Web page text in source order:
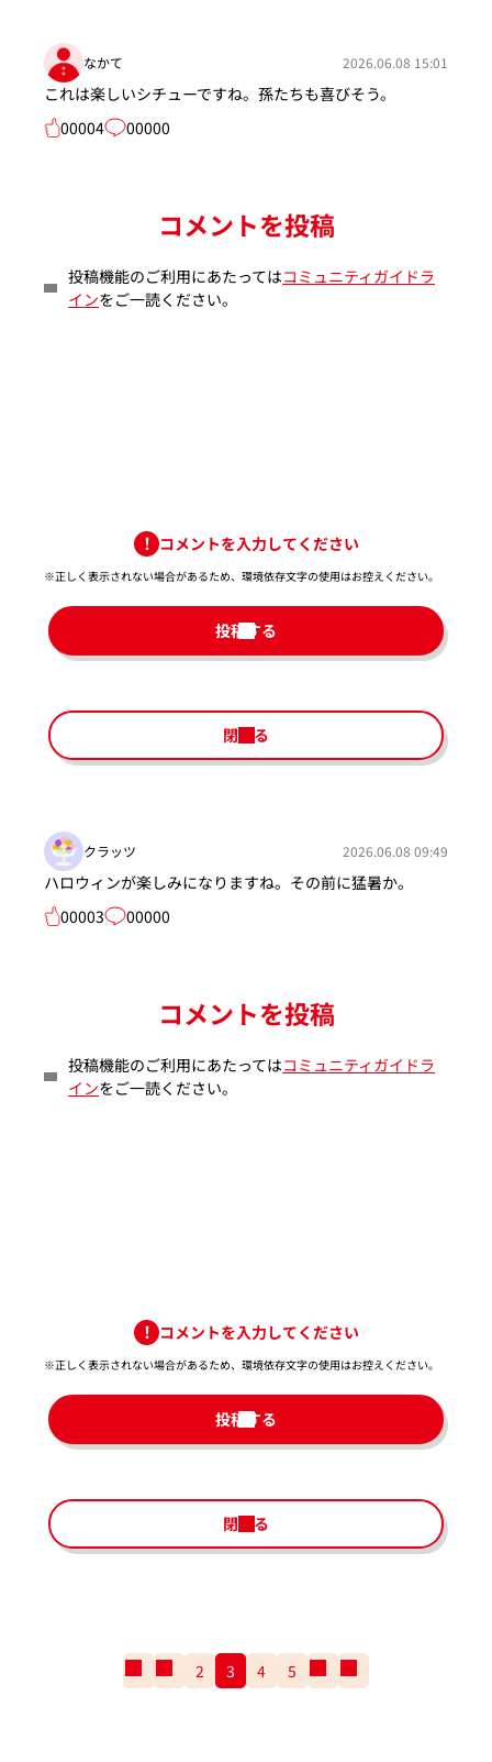
なかて 2026.06.08 15:01
これは楽しいシチューですね。孫たちも喜びそう。
00004
00000
コメントを投稿
投稿機能のご利用にあたってはコミュニティガイドラ
インをご一読ください。
コメントを入力してください
※正しく表示されない場合があるため、環境依存文字の使用はお控えください。​
投稿する
閉じる
クラッツ 2026.06.08 09:49
ハロウィンが楽しみになりますね。その前に猛暑か。
00003
00000
コメントを投稿
投稿機能のご利用にあたってはコミュニティガイドラ
インをご一読ください。
コメントを入力してください
※正しく表示されない場合があるため、環境依存文字の使用はお控えください。​
投稿する
閉じる
番
の
2 3 4 5
の
番